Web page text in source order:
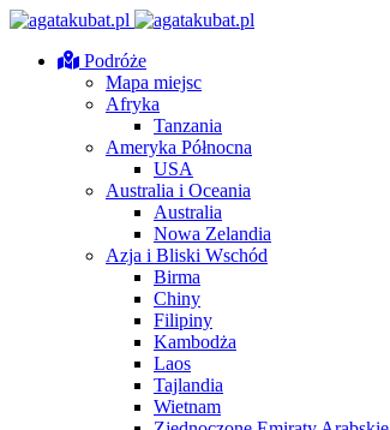
Podróże
Mapa miejsc
Afryka
Tanzania
Ameryka Północna
USA
Australia i Oceania
Australia
Nowa Zelandia
Azja i Bliski Wschód
Birma
Chiny
Filipiny
Kambodża
Laos
Tajlandia
Wietnam